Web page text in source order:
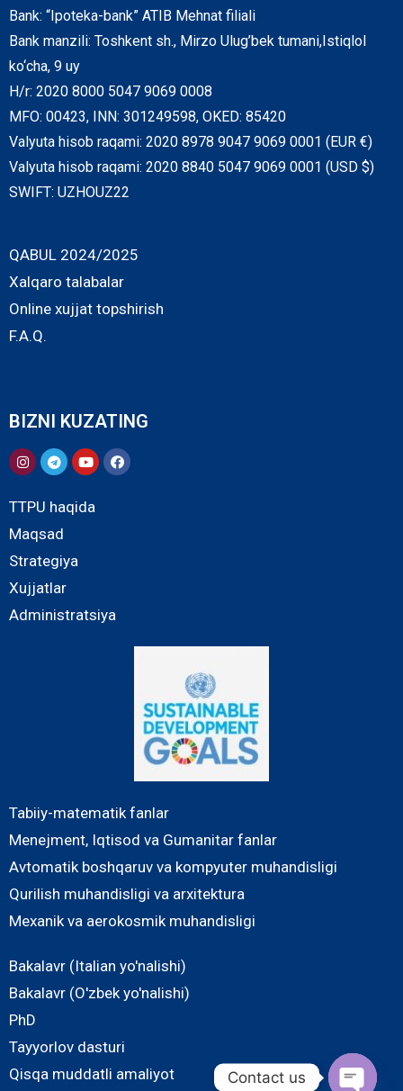
Bank: “Ipoteka-bank” ATIB Mehnat filiali
Bank manzili: Toshkent sh., Mirzo Ulug’bek tumani,Istiqlol
ko‘cha, 9 uy
H/r: 2020 8000 5047 9069 0008
MFO: 00423, INN: 301249598, OKED: 85420
Valyuta hisob raqami: 2020 8978 9047 9069 0001 (EUR €)
Valyuta hisob raqami: 2020 8840 5047 9069 0001 (USD $)
SWIFT: UZHOUZ22
QABUL 2024/2025
Xalqaro talabalar
Online xujjat topshirish
F.A.Q.
BIZNI KUZATING
TTPU haqida
Maqsad
Strategiya
Xujjatlar
Administratsiya
Tabiiy-matematik fanlar
Menejment, Iqtisod va Gumanitar fanlar
Avtomatik boshqaruv va kompyuter muhandisligi
Qurilish muhandisligi va arxitektura
Mexanik va aerokosmik muhandisligi
Bakalavr (Italian yo'nalishi)
Bakalavr (O'zbek yo'nalishi)
PhD
Tayyorlov dasturi
Qisqa muddatli amaliyot
Contact us